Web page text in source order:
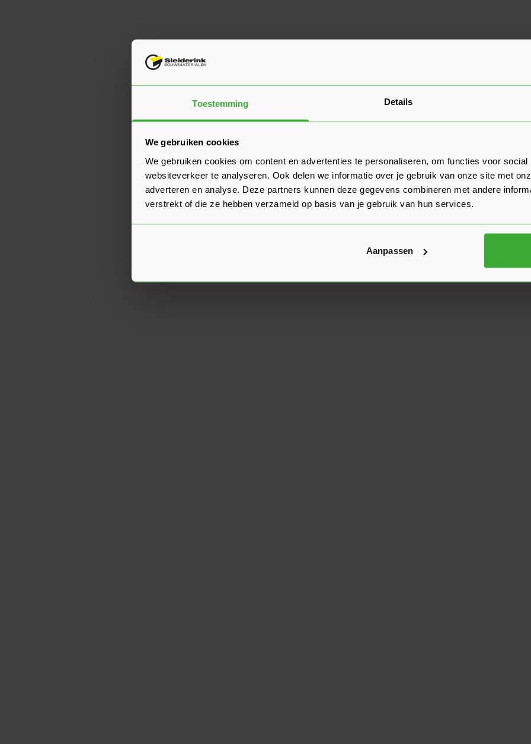
Toestemming Details
We gebruiken cookies
We gebruiken cookies om content en advertenties te personaliseren, om functies voor
websiteverkeer te analyseren. Ook delen we informatie over je gebruik van onze site met
adverteren en analyse. Deze partners kunnen deze gegevens combineren met andere
verstrekt of die ze hebben verzameld op basis van je gebruik van hun services.
Aanpassen